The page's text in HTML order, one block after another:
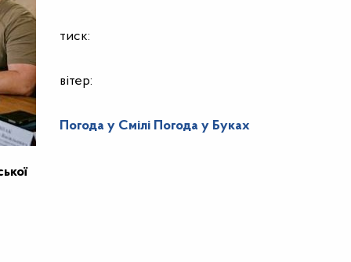
тиск:
вітер:
Погода у Смілі Погода у Буках